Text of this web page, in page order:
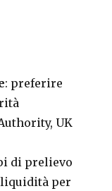
: preferire
UK
di prelievo
per